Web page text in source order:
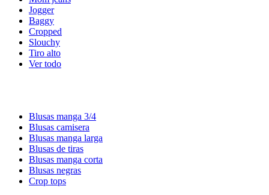
Jogger
Baggy
Cropped
Slouchy
Tiro alto
Ver todo
Blusas manga 3/4
Blusas camisera
Blusas manga larga
Blusas de tiras
Blusas manga corta
Blusas negras
Crop tops